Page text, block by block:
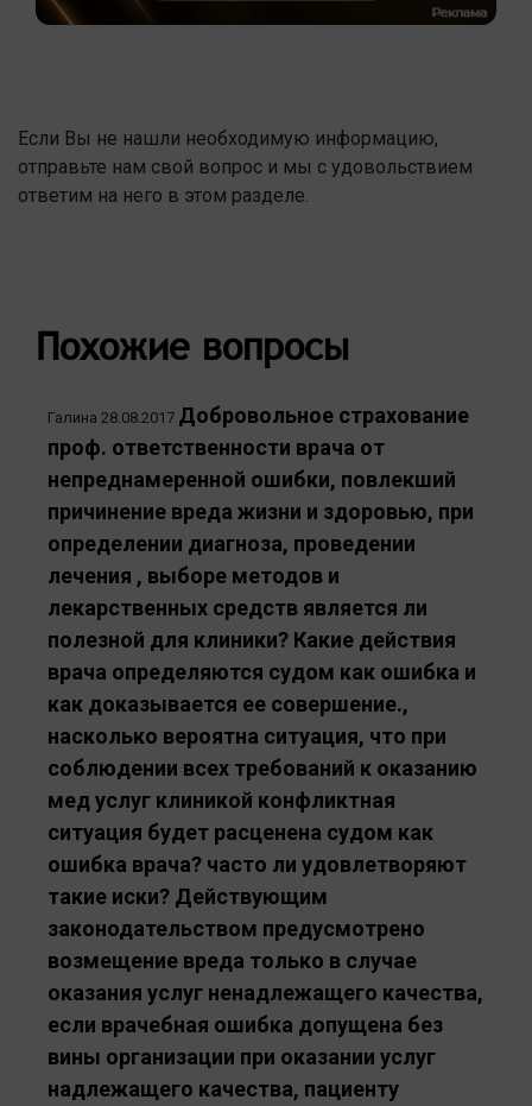
Если Вы не нашли необходимую информацию,
отправьте нам свой вопрос и мы с удовольствием
ответим на него в этом разделе.
Похожие вопросы
Галина 28.08.2017 Добровольное страхование
проф. ответственности врача от
непреднамеренной ошибки, повлекший
причинение вреда жизни и здоровью, при
определении диагноза, проведении
лечения , выборе методов и
лекарственных средств является ли
полезной для клиники? Какие действия
врача определяются судом как ошибка и
как доказывается ее совершение.,
насколько вероятна ситуация, что при
соблюдении всех требований к оказанию
мед услуг клиникой конфликтная
ситуация будет расценена судом как
ошибка врача? часто ли удовлетворяют
такие иски? Действующим
законодательством предусмотрено
возмещение вреда только в случае
оказания услуг ненадлежащего качества,
если врачебная ошибка допущена без
вины организации при оказании услуг
надлежащего качества, пациенту